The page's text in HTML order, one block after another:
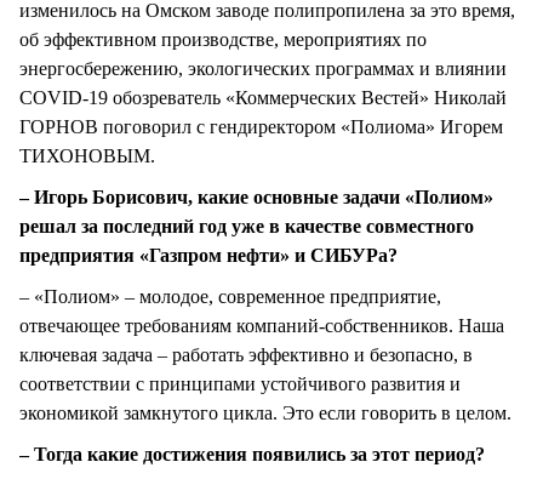
изменилось на Омском заводе полипропилена за это время,
об эффективном производстве, мероприятиях по
энергосбережению, экологических программах и влиянии
COVID-19 обозреватель «Коммерческих Вестей» Николай
ГОРНОВ поговорил с гендиректором «Полиома» Игорем
ТИХОНОВЫМ.
– Игорь Борисович, какие основные задачи «Полиом»
решал за последний год уже в качестве совместного
предприятия «Газпром нефти» и СИБУРа?
– «Полиом» – молодое, современное предприятие,
отвечающее требованиям компаний-собственников. Наша
ключевая задача – работать эффективно и безопасно, в
соответствии с принципами устойчивого развития и
экономикой замкнутого цикла. Это если говорить в целом.
– Тогда какие достижения появились за этот период?